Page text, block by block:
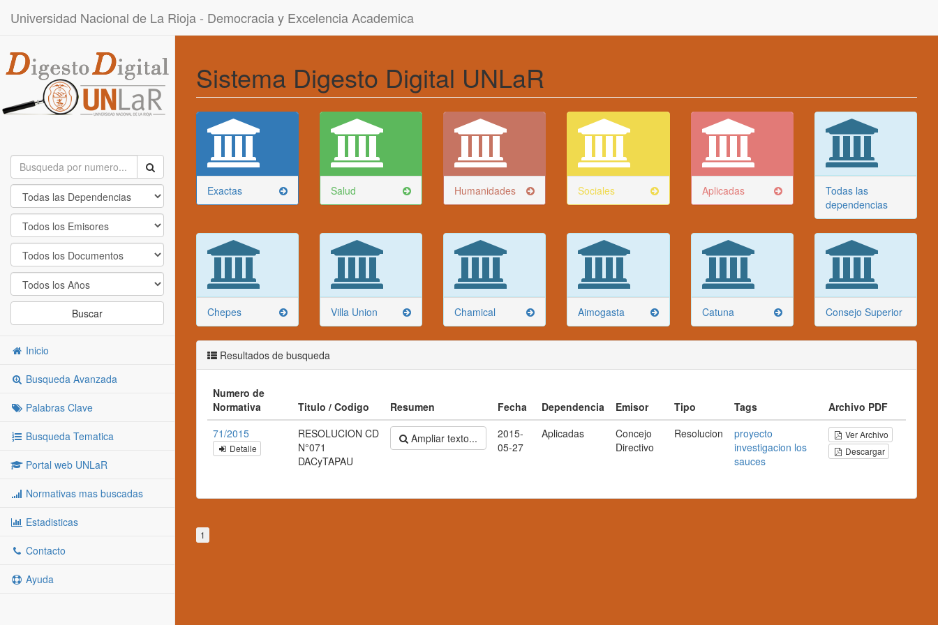
Universidad Nacional de La Rioja - Democracia y Excelencia Academica
Buscar
Inicio
Busqueda Avanzada
Palabras Clave
Busqueda Tematica
Portal web UNLaR
Normativas mas buscadas
Estadisticas
Contacto
Ayuda
Sistema Digesto Digital UNLaR
Exactas Salud Humanidades Sociales Aplicadas
Todas las
dependencias
Chepes Villa Union Chamical Aimogasta Catuna Consejo Superior
Resultados de busqueda
Numero de
Normativa
Titulo / Codigo Resumen Fecha Dependencia Emisor Tipo Tags
Archivo PDF
71/2015
Detalle
RESOLUCION CD
N°071
DACyTAPAU
Ampliar texto...
2015-
05-27
Aplicadas
Concejo
Directivo
Resolucion
proyecto
investigacion los
sauces
Ver Archivo
Descargar
1